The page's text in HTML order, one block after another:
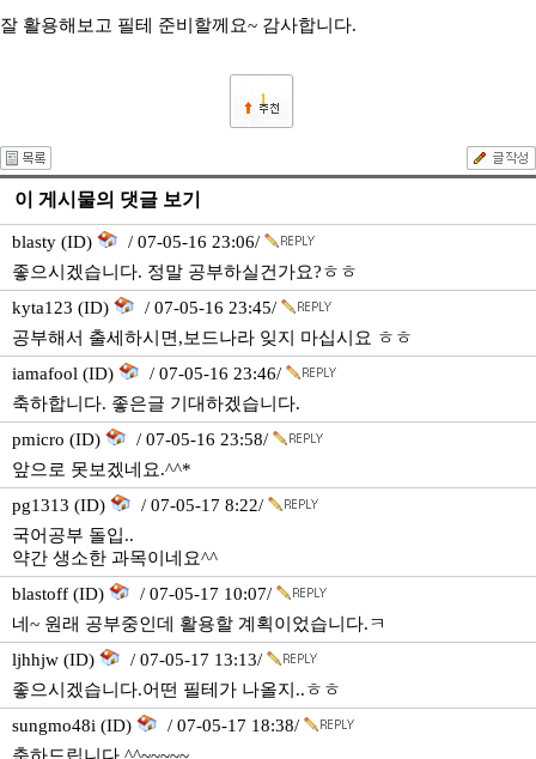
잘 활용해보고 필테 준비할께요~ 감사합니다.
1
이 게시물의 댓글 보기
blasty (ID)
/ 07-05-16 23:06/
좋으시겠습니다. 정말 공부하실건가요?ㅎㅎ
kyta123 (ID)
/ 07-05-16 23:45/
공부해서 출세하시면,보드나라 잊지 마십시요 ㅎㅎ
iamafool (ID)
/ 07-05-16 23:46/
축하합니다. 좋은글 기대하겠습니다.
pmicro (ID)
/ 07-05-16 23:58/
앞으로 못보겠네요.^^*
pg1313 (ID)
/ 07-05-17 8:22/
국어공부 돌입..
약간 생소한 과목이네요^^
blastoff (ID)
/ 07-05-17 10:07/
네~ 원래 공부중인데 활용할 계획이었습니다.ㅋ
ljhhjw (ID)
/ 07-05-17 13:13/
좋으시겠습니다.어떤 필테가 나올지..ㅎㅎ
sungmo48i (ID)
/ 07-05-17 18:38/